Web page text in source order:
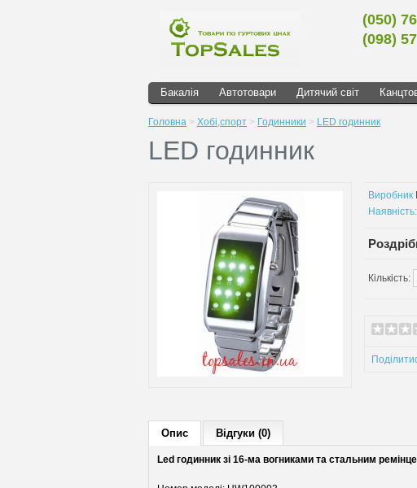
(050)
(098)
Бакалія Автотовари Дитячий світ
Головна > Хобі,спорт > Годинники > LED годинник
LED годинник
Виробник
Наявність:
Кількість:
Опис Відгуки (0)
Led годинник зі 16-ма вогниками та стальним